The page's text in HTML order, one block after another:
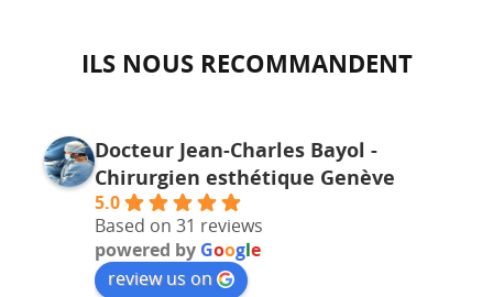
ILS NOUS RECOMMANDENT
Docteur Jean-Charles Bayol -
Chirurgien esthétique Genève
5.0
Based on 31 reviews
powered by Google
review us on